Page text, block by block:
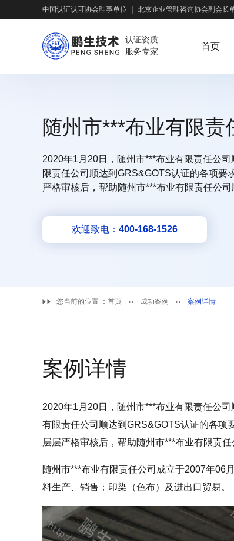
中国认证认可协会理事单位 北京企业管理咨询协会副会长
认证资质
服务专家
首页
随州市***布业有限
2020年1月20日，随州市***布业有限责任公
限责任公司顺达到GRS&GOTS认证的各项
严格审核后，帮助随州市***布业有限责任公司
欢迎致电： 400-168-1526
您当前的位置 ： 首页 成功案例 案例详情
案例详情
2020年1月20日，随州市***布业有限责任公
有限责任公司顺达到GRS&GOTS认证的各项
层层严格审核后，帮助随州市***布业有限责任
随州市***布业有限责任公司成立于2007年06
料生产、销售；印染（色布）及进出口贸易。